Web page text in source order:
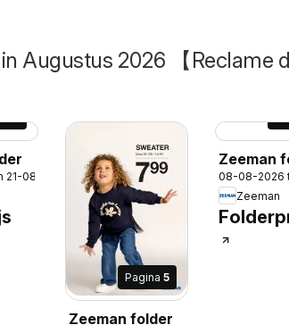
Augustus 2026 【Reclame
08-2026
Pagina5
Zeeman folder
Zeeman
08-08-2026
Zeeman